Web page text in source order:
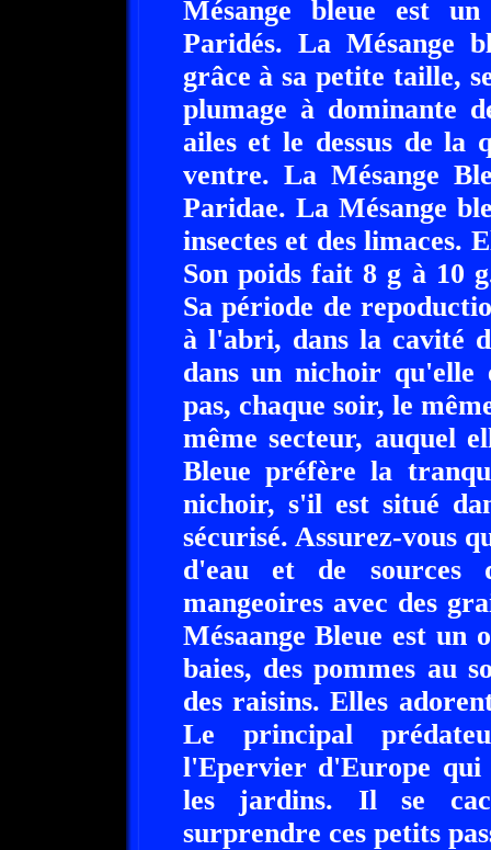
Mésange bleue est
Paridés. La Mésange
grâce à sa petite taille,
plumage à dominante
ailes et le dessus de la
ventre. La Mésange
Paridae. La Mésange
insectes et des limaces.
Son poids fait 8 g à 10
Sa période de
à l'abri, dans la cavité
dans un nichoir qu'elle
pas, chaque soir, le
même secteur, auquel
Bleue préfère la
nichoir, s'il est situé
sécurisé. Assurez-vous
d'eau et de sources
mangeoires avec des
Mésaange Bleue est un
baies, des pommes au
des raisins. Elles
Le principal
l'Epervier d'Europe qui
les jardins. Il se
surprendre ces petits